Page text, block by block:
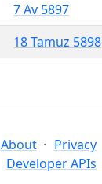
7 Av 5897
18 Tamuz 5898
About Privacy
Developer APIs